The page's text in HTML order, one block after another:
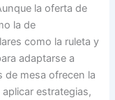
la oferta de
la de
como la ruleta y
adaptarse a
de mesa ofrecen la
estrategias,